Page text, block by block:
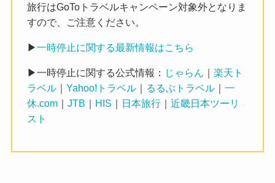
旅行はGoToトラベルキャンペーン対象外となりま
すので、ご注意ください。
▶一時停止に関する最新情報はこちら
▶一時停止に関する公式情報： じゃらん ｜楽天ト
ラベル ｜Yahoo!トラベル ｜ るるぶトラベル ｜一
休.com ｜JTB ｜ HIS ｜ 日本旅行 ｜近畿日本ツーリ
スト